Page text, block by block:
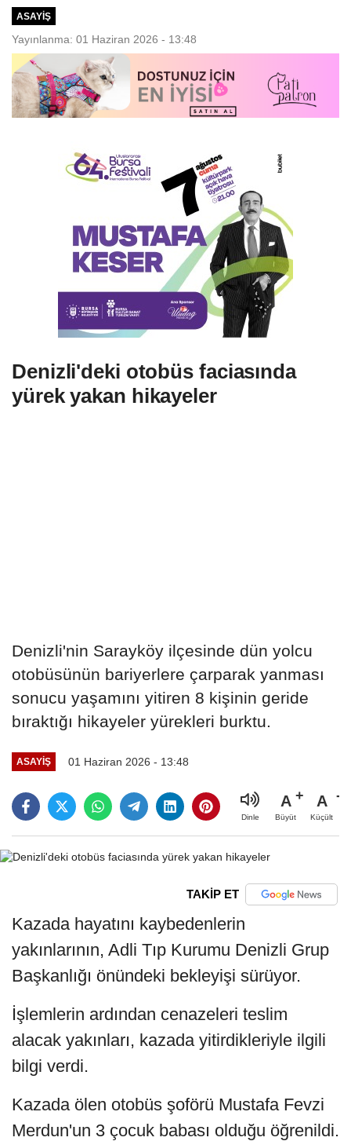
ASAYIŞ
Yayınlanma: 01 Haziran 2026 - 13:48
Denizli'deki otobüs faciasında
yürek yakan hikayeler
Denizli'nin Sarayköy ilçesinde dün yolcu
otobüsünün bariyerlere çarparak yanması
sonucu yaşamını yitiren 8 kişinin geride
bıraktığı hikayeler yürekleri burktu.
ASAYIŞ 01 Haziran 2026 - 13:48
Dinle
A
Büyüt
A
Küçült
TAKİP ET
Kazada hayatını kaybedenlerin
yakınlarının, Adli Tıp Kurumu Denizli Grup
Başkanlığı önündeki bekleyişi sürüyor.
İşlemlerin ardından cenazeleri teslim
alacak yakınları, kazada yitirdikleriyle ilgili
bilgi verdi.
Kazada ölen otobüs şoförü Mustafa Fevzi
Merdun'un 3 çocuk babası olduğu öğrenildi.